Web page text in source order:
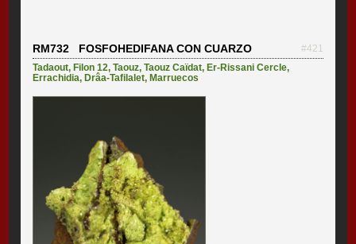
RM732 FOSFOHEDIFANA CON CUARZO
#421
Tadaout,Filon 12,Taouz,Taouz Caïdat,Er-Rissani Cercle,
Errachidia,Drâa-Tafilalet,Marruecos